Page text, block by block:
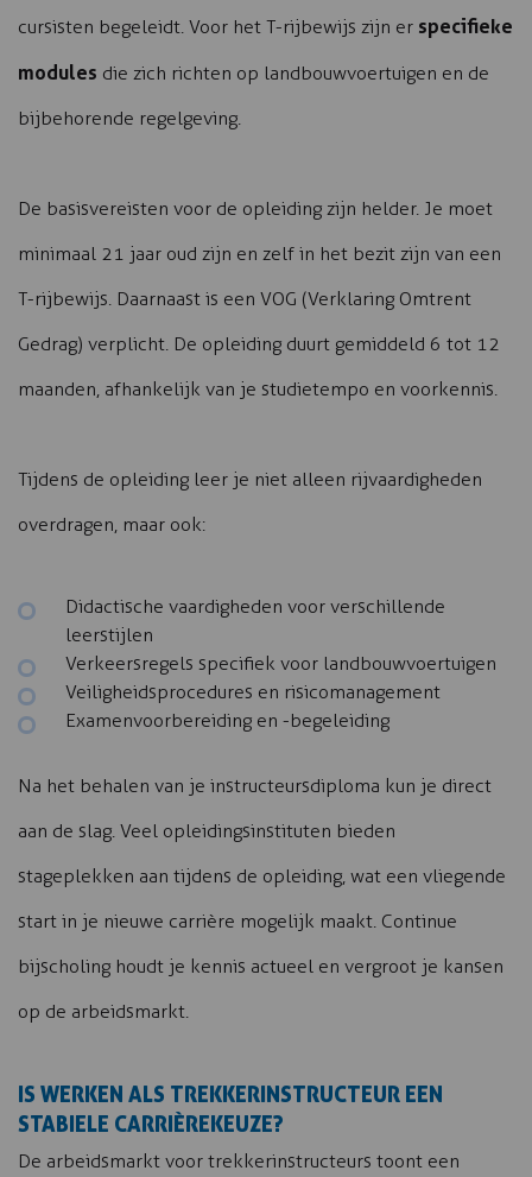
cursisten begeleidt. Voor het T-rijbewijs zijn er specifieke
modules die zich richten op landbouwvoertuigen en de
bijbehorende regelgeving.
De basisvereisten voor de opleiding zijn helder. Je moet
minimaal 21 jaar oud zijn en zelf in het bezit zijn van een
T-rijbewijs. Daarnaast is een VOG (Verklaring Omtrent
Gedrag) verplicht. De opleiding duurt gemiddeld 6 tot 12
maanden, afhankelijk van je studietempo en voorkennis.
Tijdens de opleiding leer je niet alleen rijvaardigheden
overdragen, maar ook:
Didactische vaardigheden voor verschillende
leerstijlen
Verkeersregels specifiek voor landbouwvoertuigen
Veiligheidsprocedures en risicomanagement
Examenvoorbereiding en -begeleiding
Na het behalen van je instructeursdiploma kun je direct
aan de slag. Veel opleidingsinstituten bieden
stageplekken aan tijdens de opleiding, wat een vliegende
start in je nieuwe carrière mogelijk maakt. Continue
bijscholing houdt je kennis actueel en vergroot je kansen
op de arbeidsmarkt.
IS WERKEN ALS TREKKERINSTRUCTEUR EEN
STABIELE CARRIÈREKEUZE?
De arbeidsmarkt voor trekkerinstructeurs toont een